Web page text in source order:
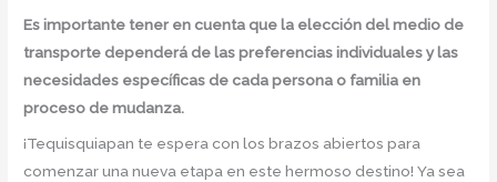
Es importante tener en cuenta que la elección del medio de
transporte dependerá de las preferencias individuales y las
necesidades específicas de cada persona o familia en
proceso de mudanza.
¡Tequisquiapan te espera con los brazos abiertos para
comenzar una nueva etapa en este hermoso destino! Ya sea